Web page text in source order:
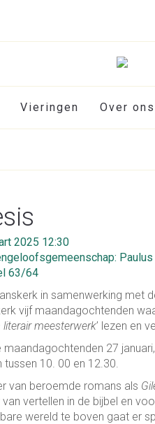
Vieringen Over ons
2025 12:30
Paulus
63/64
in samenwerking met
vijf maandagochtenden
meesterwerk’ lezen en
27
tussen 10. 00 en 12.30.
van beroemde romans als
vertellen in de bijbel en
wereld te boven gaat er